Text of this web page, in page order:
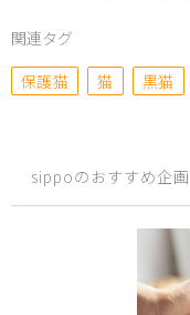
関連タグ
保護猫
猫 黒猫
sippoのおすすめ企画